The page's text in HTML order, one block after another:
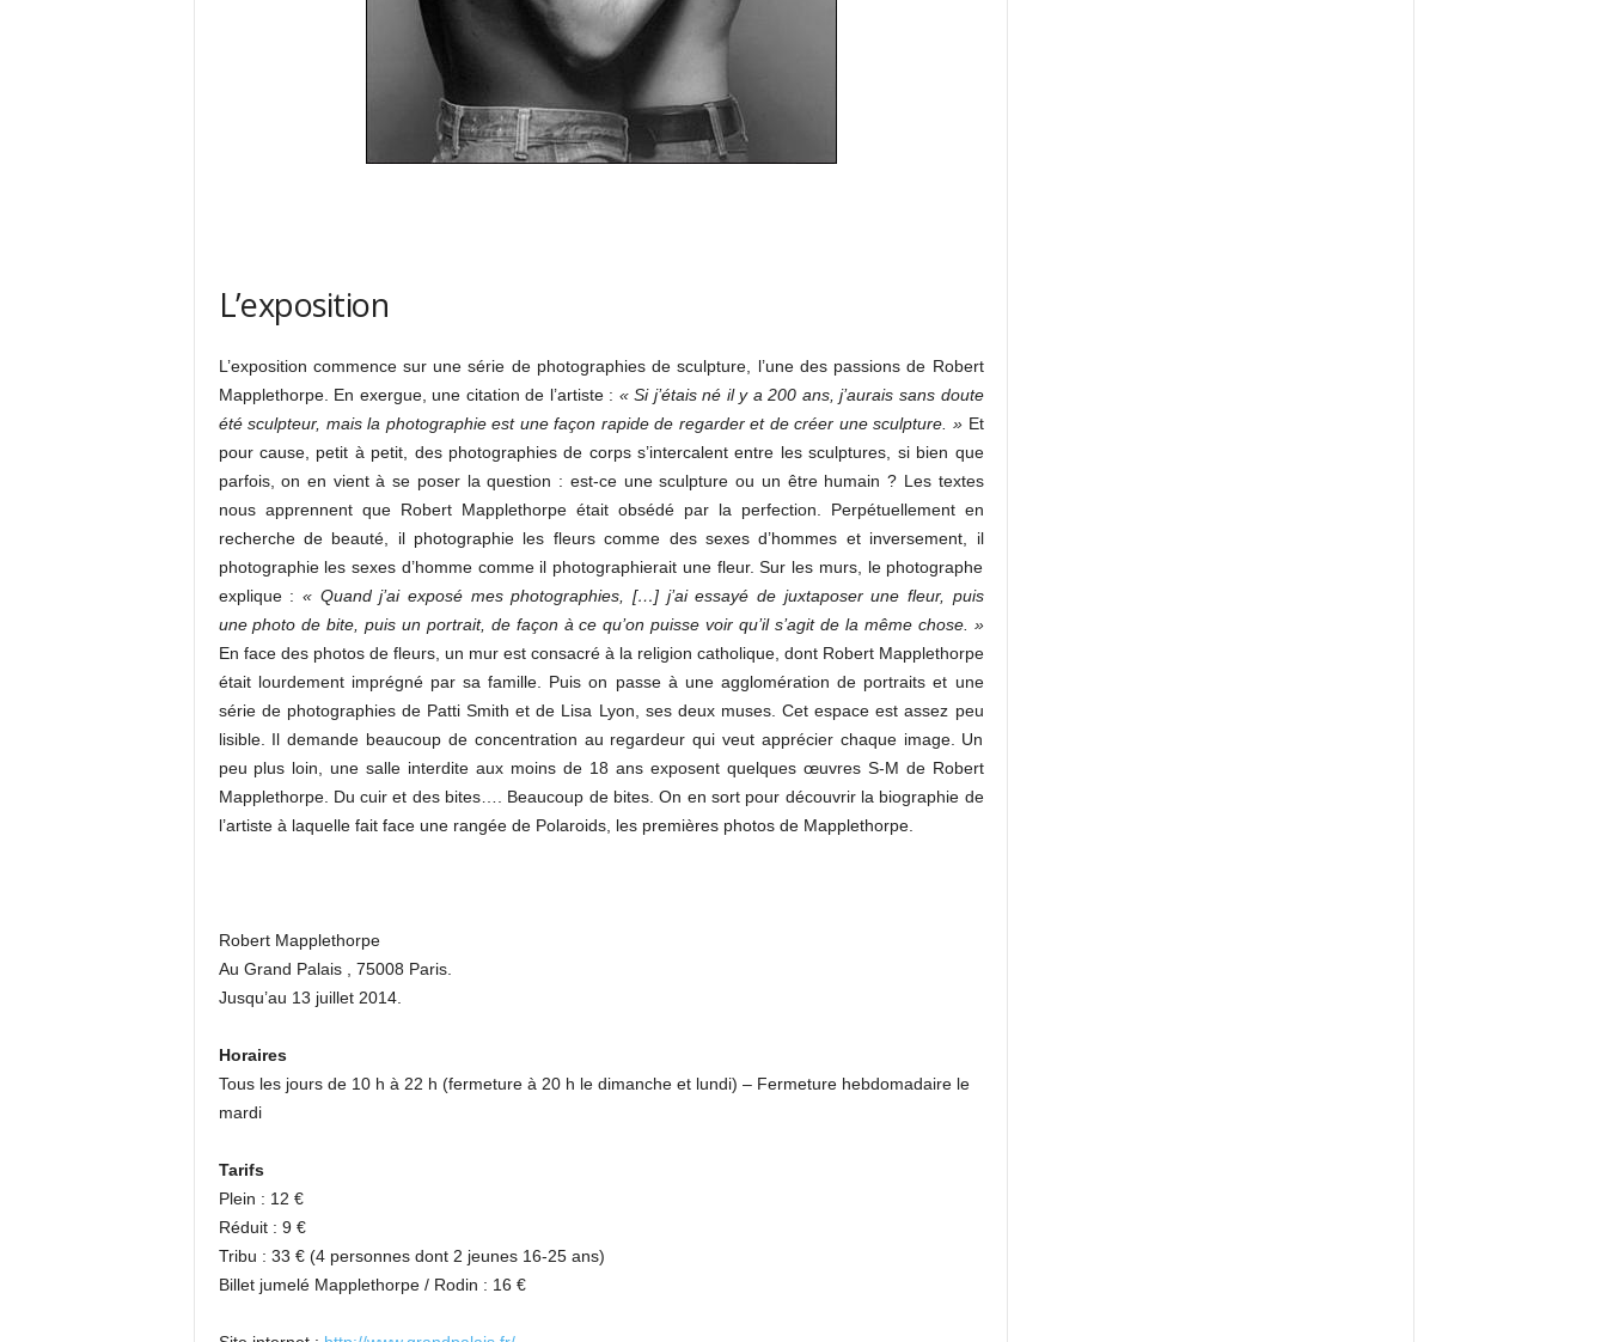
L’exposition
L’exposition commence sur une série de photographies de sculpture, l’une des passions de Robert
Mapplethorpe. En exergue, une citation de l’artiste : « Si j’étais né il y a 200 ans, j’aurais sans doute
été sculpteur, mais la photographie est une façon rapide de regarder et de créer une sculpture. »Et
pour cause, petit à petit, des photographies de corps s’intercalent entre les sculptures, si bien que
parfois, on en vient à se poser la question : est-ce une sculpture ou un être humain ? Les textes
nous apprennent que Robert Mapplethorpe était obsédé par la perfection. Perpétuellement en
recherche de beauté, il photographie les fleurs comme des sexes d’hommes et inversement, il
photographie les sexes d’homme comme il photographierait une fleur. Sur les murs, le photographe
explique : « Quand j’ai exposé mes photographies, […] j’ai essayé de juxtaposer une fleur, puis
une photo de bite, puis un portrait, de façon à ce qu’on puisse voir qu’il s’agit de la même chose. »
En face des photos de fleurs, un mur est consacré à la religion catholique, dont Robert Mapplethorpe
était lourdement imprégné par sa famille. Puis on passe à une agglomération de portraits et une
série de photographies de Patti Smith et de Lisa Lyon, ses deux muses. Cet espace est assez peu
lisible. Il demande beaucoup de concentration au regardeur qui veut apprécier chaque image. Un
peu plus loin, une salle interdite aux moins de 18 ans exposent quelques œuvres S-M de Robert
Mapplethorpe. Du cuir et des bites…. Beaucoup de bites. On en sort pour découvrir la biographie de
l’artiste à laquelle fait face une rangée de Polaroids, les premières photos de Mapplethorpe.
Robert Mapplethorpe
Au Grand Palais , 75008 Paris.
Jusqu’au 13 juillet 2014.
Horaires
Tous les jours de 10 h à 22 h (fermeture à 20 h le dimanche et lundi) – Fermeture hebdomadaire le
mardi
Tarifs
Plein : 12 €
Réduit : 9 €
Tribu : 33 € (4 personnes dont 2 jeunes 16-25 ans)
Billet jumelé Mapplethorpe / Rodin : 16 €